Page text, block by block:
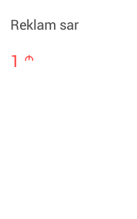
Reklam sar
1 m